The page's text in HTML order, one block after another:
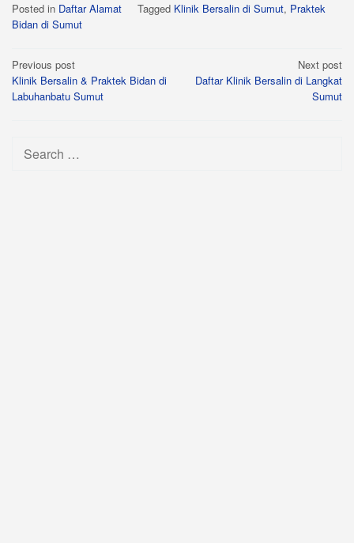
Posted in Daftar Alamat Tagged Klinik Bersalin di Sumut, Praktek
Bidan di Sumut
Post
navigation
Previous post
Klinik Bersalin & Praktek Bidan di
Labuhanbatu Sumut
Next post
Daftar Klinik Bersalin di Langkat
Sumut
Search